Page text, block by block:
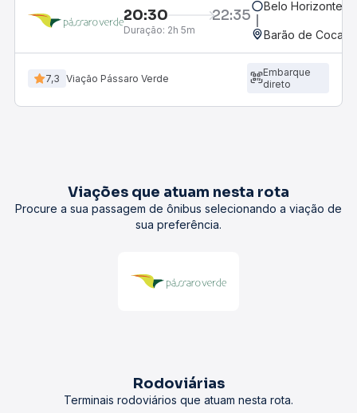
20:30 22:35
Duração: 2h 5m
Belo Horizonte,
Barão de
7,3 Viação Pássaro Verde
Embarque
direto
Viações que atuam nesta rota
Procure a sua passagem de ônibus selecionando a viação de
sua preferência.
Rodoviárias
Terminais rodoviários que atuam nesta rota.